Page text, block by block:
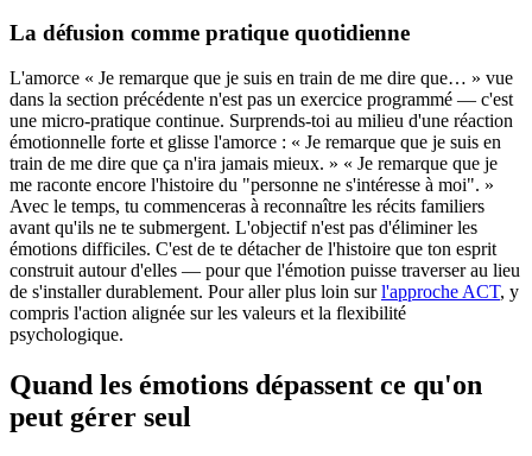
La défusion comme pratique quotidienne
L'amorce « Je remarque que je suis en train de me dire que… » vue
dans la section précédente n'est pas un exercice programmé — c'est
une micro-pratique continue. Surprends-toi au milieu d'une réaction
émotionnelle forte et glisse l'amorce : « Je remarque que je suis en
train de me dire que ça n'ira jamais mieux. » « Je remarque que je
me raconte encore l'histoire du "personne ne s'intéresse à moi". »
Avec le temps, tu commenceras à reconnaître les récits familiers
avant qu'ils ne te submergent. L'objectif n'est pas d'éliminer les
émotions difficiles. C'est de te détacher de l'histoire que ton esprit
construit autour d'elles — pour que l'émotion puisse traverser au lieu
de s'installer durablement. Pour aller plus loin surl'approche ACT, y
compris l'action alignée sur les valeurs et la flexibilité
psychologique.
Quand les émotions dépassent ce qu'on
peut gérer seul